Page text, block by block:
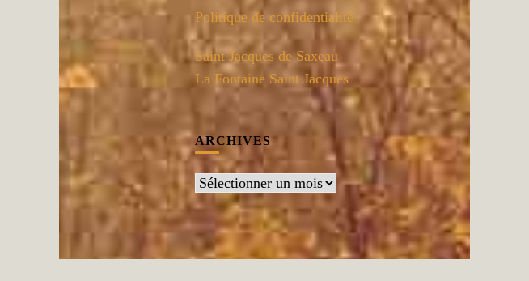
Politique de confidentialité
Saint Jacques de Saxeau
La Fontaine Saint Jacques
ARCHIVES
Archives